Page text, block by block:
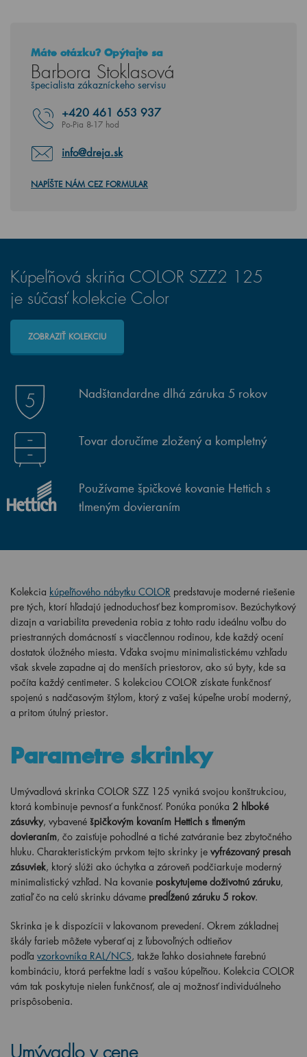
Máte otázku? Opýtajte sa
Barbora Stoklasová
špecialista zákazníckeho servisu
+420 461 653 937
Po-Pia 8-17 hod
info@dreja.sk
NAPÍŠTE NÁM CEZ FORMULAR
Kúpeľňová skriňa COLOR SZZ2 125
je súčasť kolekcie Color
ZOBRAZIŤ KOLEKCIU
Nadštandardne dlhá záruka 5 rokov
Tovar doručíme zložený a kompletný
Používame špičkové kovanie Hettich s
tlmeným dovieraním
Kolekcia kúpeľňového nábytku COLOR predstavuje moderné riešenie
pre tých, ktorí hľadajú jednoduchosť bez kompromisov. Bezúchytkový
dizajn a variabilita prevedenia robia z tohto radu ideálnu voľbu do
priestranných domácností s viacčlennou rodinou, kde každý ocení
dostatok úložného miesta. Vďaka svojmu minimalistickému vzhľadu
však skvele zapadne aj do menších priestorov, ako sú byty, kde sa
počíta každý centimeter. S kolekciou COLOR získate funkčnosť
spojenú s nadčasovým štýlom, ktorý z vašej kúpeľne urobí moderný,
a pritom útulný priestor.
Parametre skrinky
Umývadlová skrinka COLOR SZZ 125 vyniká svojou konštrukciou,
ktorá kombinuje pevnosť a funkčnosť. Ponúka ponúka 2 hlboké
zásuvky, vybavené špičkovým kovaním Hettich s tlmeným
dovieraním, čo zaisťuje pohodlné a tiché zatváranie bez zbytočného
hluku. Charakteristickým prvkom tejto skrinky je vyfrézovaný presah
zásuviek, ktorý slúži ako úchytka a zároveň podčiarkuje moderný
minimalistický vzhľad. Na kovanie poskytujeme doživotnú záruku,
zatiaľ čo na celú skrinku dávame predĺženú záruku 5 rokov.
Skrinka je k dispozícii v lakovanom prevedení. Okrem základnej
škály farieb môžete vyberať aj z ľubovoľných odtieňov
podľa vzorkovníka RAL/NCS, takže ľahko dosiahnete farebnú
kombináciu, ktorá perfektne ladí s vašou kúpeľňou. Kolekcia COLOR
vám tak poskytuje nielen funkčnosť, ale aj možnosť individuálneho
prispôsobenia.
Umývadlo v cene